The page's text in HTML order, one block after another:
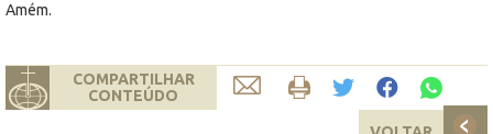
Amém.
COMPARTILHAR
CONTEÚDO